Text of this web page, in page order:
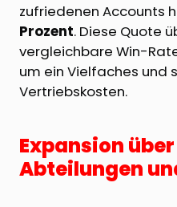
zufriedenen Accounts
Prozent. Diese Quote
vergleichbare Win-
um ein Vielfaches und
Vertriebskosten.
Expansion
Abteilungen